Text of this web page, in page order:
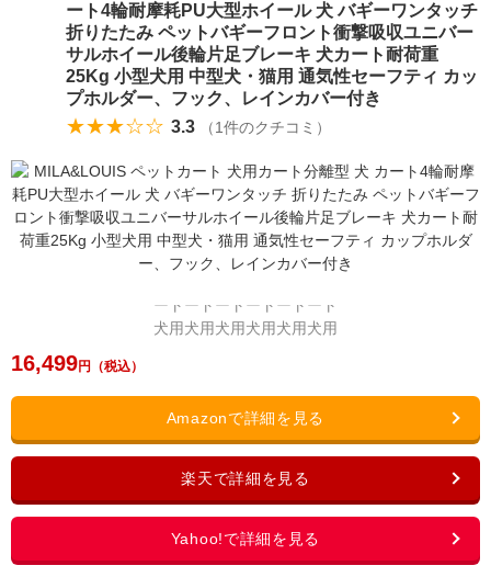
ート4輪耐摩耗PU大型ホイール 犬 バギーワンタッチ
折りたたみ ペットバギーフロント衝撃吸収ユニバー
サルホイール後輪片足ブレーキ 犬カート耐荷重
25Kg 小型犬用 中型犬・猫用 通気性セーフティ カッ
プホルダー、フック、レインカバー付き
★★★☆☆ 3.3 （1件のクチコミ）
16,499